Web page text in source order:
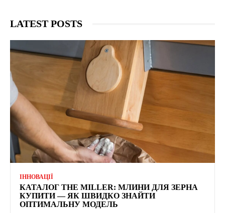
LATEST POSTS
ІННОВАЦІЇ
КАТАЛОГ THE MILLER: МЛИНИ ДЛЯ ЗЕРНА
КУПИТИ — ЯК ШВИДКО ЗНАЙТИ
ОПТИМАЛЬНУ МОДЕЛЬ